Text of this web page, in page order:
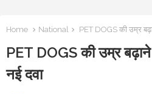
Home National PET DOGS की उम्र
PET DOGS की उम्र
नई दवा